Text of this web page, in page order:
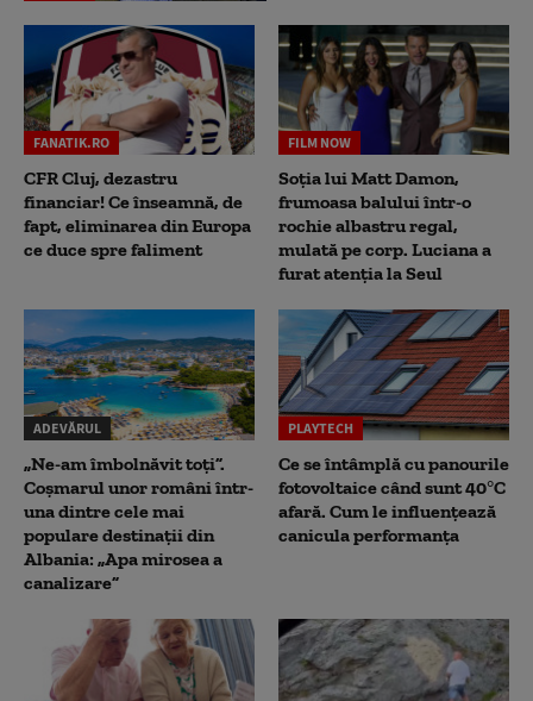
FANATIK.RO
CFR Cluj, dezastru
financiar! Ce înseamnă, de
fapt, eliminarea din Europa
ce duce spre faliment
FILM NOW
Soția lui Matt Damon,
frumoasa balului într-o
rochie albastru regal,
mulată pe corp. Luciana a
furat atenția la Seul
ADEVĂRUL
„Ne-am îmbolnăvit toți”.
Coșmarul unor români într-
una dintre cele mai
populare destinații din
Albania: „Apa mirosea a
canalizare”
PLAYTECH
Ce se întâmplă cu panourile
fotovoltaice când sunt 40°C
afară. Cum le influențează
canicula performanța